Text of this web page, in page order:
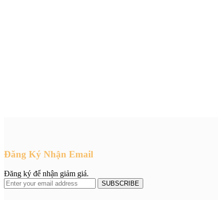
Đăng Ký Nhận Email
Đăng ký để nhận giảm giá.